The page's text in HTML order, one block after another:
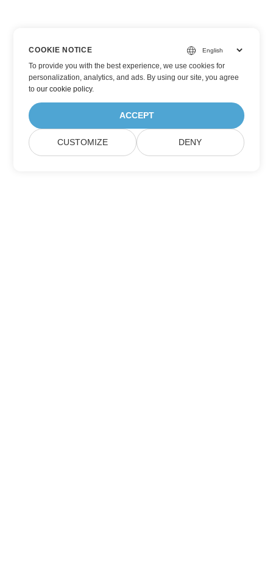
COOKIE NOTICE
To provide you with the best experience, we use cookies for
personalization, analytics, and ads. By using our site, you agree
toour cookie policy.
ACCEPT
CUSTOMIZE DENY